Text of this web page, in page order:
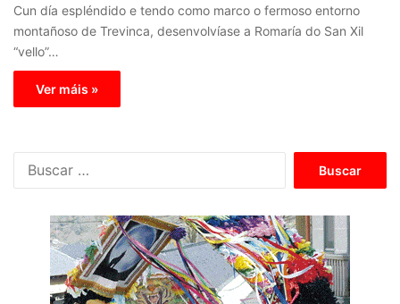
Cun día espléndido e tendo como marco o fermoso entorno
montañoso de Trevinca, desenvolvíase a Romaría do San Xil
“vello”…
Ver máis »
c
a
r
: